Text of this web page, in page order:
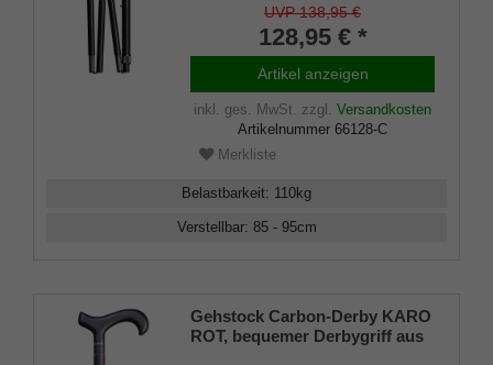
aufgesetzt auf einen Stock aus
stabiler, leichter Carbonfaser in
typischer Carbonoptik,
höhenverstellbar, faltbar,
inklusiv Schlankpuffer.
UVP 138,95 €
128,95 € *
Artikel anzeigen
inkl. ges. MwSt. zzgl. Versandkosten
Artikelnummer 66128-C
Merkliste
Belastbarkeit: 110kg
Verstellbar: 85 - 95cm
Gehstock Carbon-Derby KARO
ROT, bequemer Derbygriff aus